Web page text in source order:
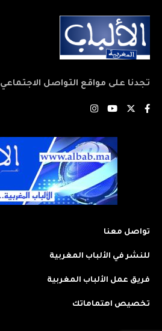
تجدنا على مواقع التواصل الاجتماعي
تواصل معنا
للنشر في الألباب المغربية
فريق عمل الألباب المغربية
تخصيص اهتماماتك